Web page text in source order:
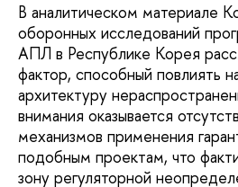
В аналитическом материале
оборонных исследований
АПЛ в Республике Корея
фактор, способный повлиять
архитектуру
внимания оказывается
механизмов применения
подобным проектам, что
зону регуляторной